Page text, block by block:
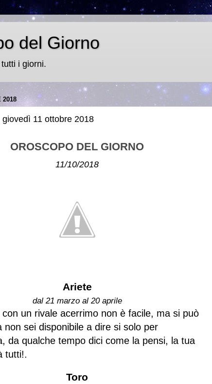
del Giorno
i giorni.
2018
11 ottobre 2018
OROSCOPO DEL GIORNO
11/10/2018
Ariete
dal 21 marzo al 20 aprile
un rivale acerrimo non è facile, ma si può
non sei disponibile a dire si solo per
da qualche tempo dici come la pensi, la tua
tutti!.
Toro